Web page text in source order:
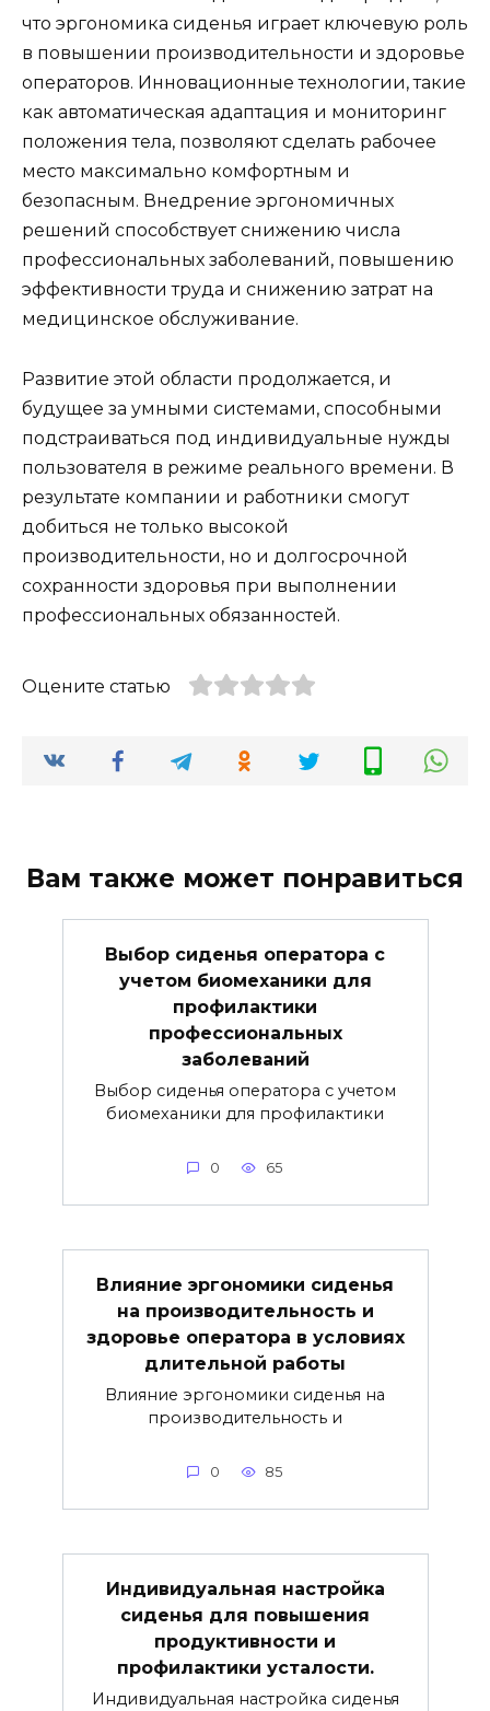
что эргономика сиденья играет ключевую роль
в повышении производительности и здоровье
операторов. Инновационные технологии, такие
как автоматическая адаптация и мониторинг
положения тела, позволяют сделать рабочее
место максимально комфортным и
безопасным. Внедрение эргономичных
решений способствует снижению числа
профессиональных заболеваний, повышению
эффективности труда и снижению затрат на
медицинское обслуживание.
Развитие этой области продолжается, и
будущее за умными системами, способными
подстраиваться под индивидуальные нужды
пользователя в режиме реального времени. В
результате компании и работники смогут
добиться не только высокой
производительности, но и долгосрочной
сохранности здоровья при выполнении
профессиональных обязанностей.
Оцените статью
Вам также может понравиться
Выбор сиденья оператора с
учетом биомеханики для
профилактики
профессиональных
заболеваний
Выбор сиденья оператора с учетом
биомеханики для профилактики
0 65
Влияние эргономики сиденья
на производительность и
здоровье оператора в условиях
длительной работы
Влияние эргономики сиденья на
производительность и
0 85
Индивидуальная настройка
сиденья для повышения
продуктивности и
профилактики усталости.
Индивидуальная настройка сиденья